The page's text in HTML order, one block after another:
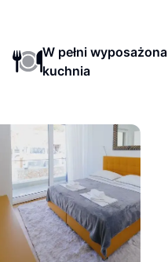
W pełni wyposażona
kuchnia